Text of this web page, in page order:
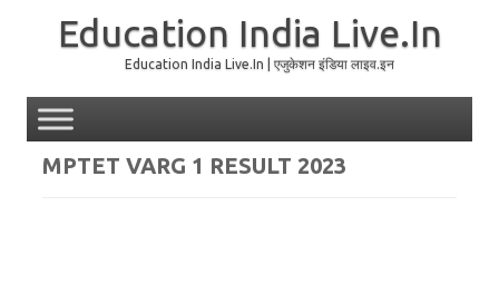
Education India Live.In
Education India Live.In | एजुकेशन इंडिया लाइव.इन
MPTET VARG 1 RESULT 2023